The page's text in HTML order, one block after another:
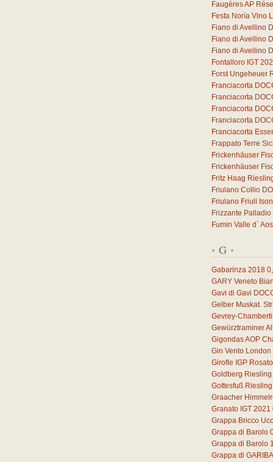
Faugères AP
Festa Norìa Vino
Fiano di Avellino
Fiano di Avellino
Fiano di Avellino
Fontalloro IGT
Forst Ungeheuer
Franciacorta
Franciacorta
Franciacorta
Franciacorta
Franciacorta
Frappato Terre
Frickenhäuser
Frickenhäuser
Fritz Haag
Friulano Collio
Friulano Friuli
Frizzante Palladio
Fumin Valle d`
* G *
Gabarinza 2018
GARY Veneto
Gavi di Gavi
Gelber Muskat.
Gevrey-
Gewürztraminer
Gigondas AOP
Gin Vento London
Girofle IGP
Goldberg Riesling
Gottesfuß
Graacher
Granato IGT 2021
Grappa Bricco
Grappa di Barolo
Grappa di Barolo
Grappa di